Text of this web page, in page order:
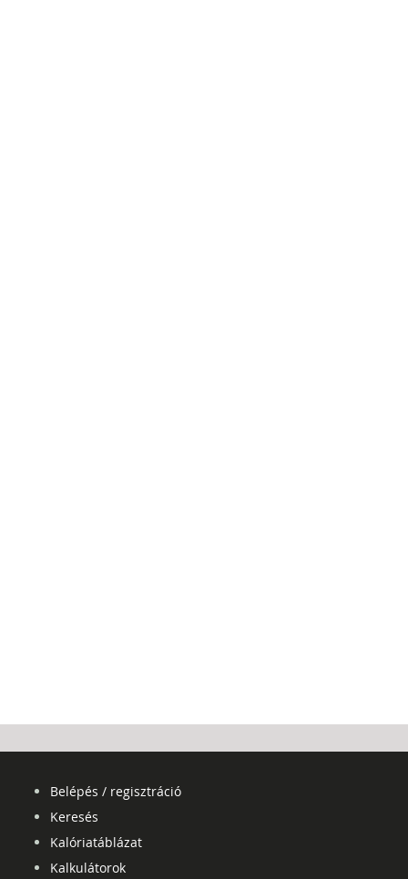
Belépés / regisztráció
Keresés
Kalóriatáblázat
Kalkulátorok